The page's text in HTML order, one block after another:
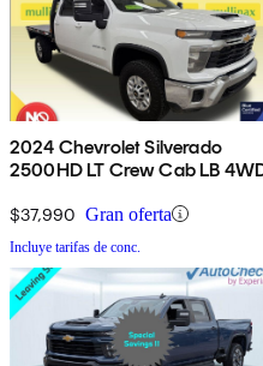
2024 Chevrolet Silverado
2500HD LT Crew Cab LB
$37,990 Gran oferta
Incluye tarifas de conc.